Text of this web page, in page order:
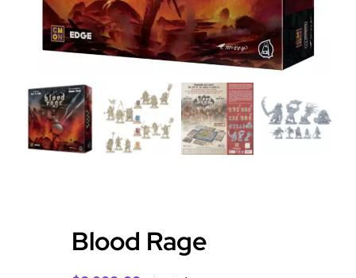
Blood Rage